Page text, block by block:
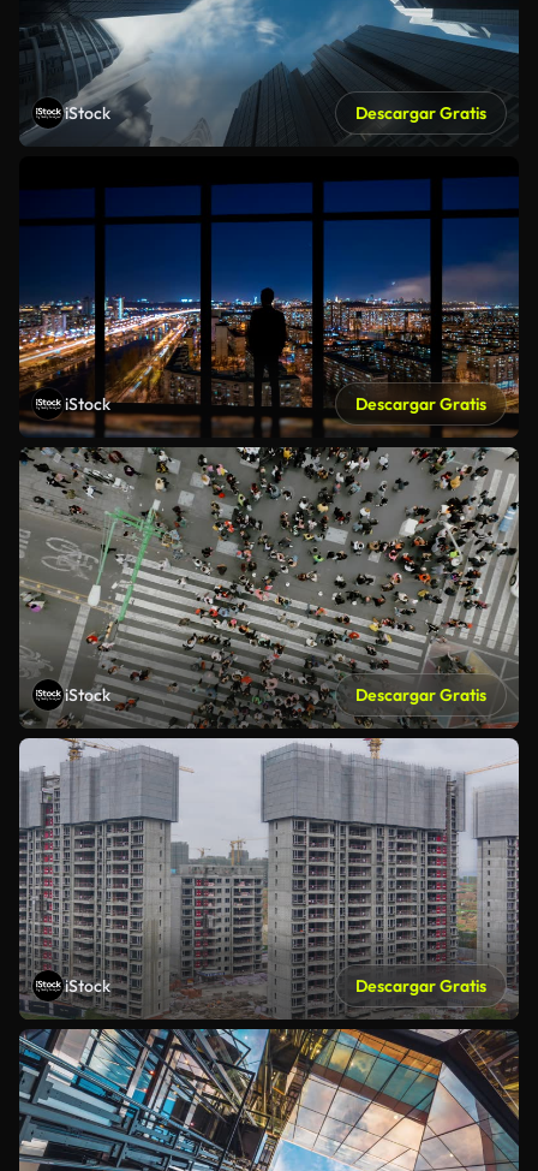
iStock Descargar Gratis
iStock Descargar Gratis
iStock Descargar Gratis
iStock Descargar Gratis